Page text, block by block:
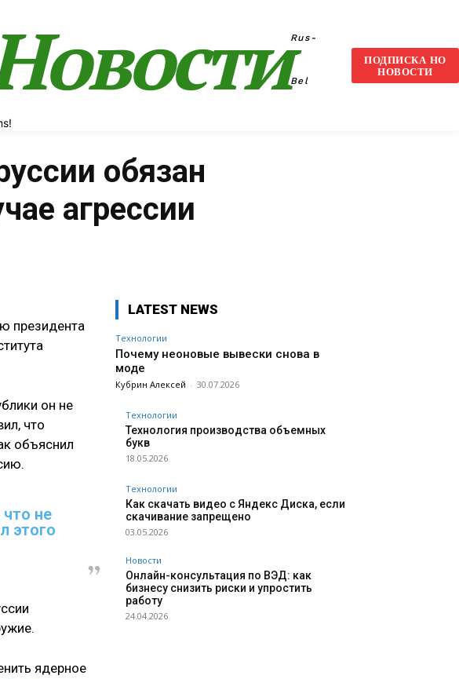
Rus-
Bel
ПОДПИСКА НО
НОВОСТИ
обязан
агрессии
президента
он не
что
объяснил
не
этого
ядерное
LATEST NEWS
Технологии
Почему неоновые вывески снова в
моде
Кубрин Алексей - 30.07.2026
Технологии
Технология производства объемных
букв
18.05.2026
Технологии
Как скачать видео с Яндекс Диска, если
скачивание запрещено
03.05.2026
Новости
Онлайн-консультация по ВЭД: как
бизнесу снизить риски и упростить
работу
24.04.2026